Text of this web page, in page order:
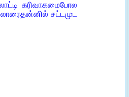
கரிவாகமைபோல
சட்டமுட